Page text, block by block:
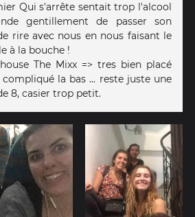
Qui s'arrête sentait trop l'alcool
gentillement de passer son
rire avec nous en nous faisant le
à la bouche !
The Mixx => tres bien placé
la bas ... reste juste une
8, casier trop petit.